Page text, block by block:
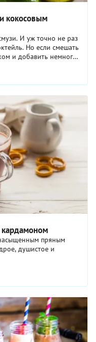
кокосовым
И уж точно не раз
Но если смешать
и добавить немного
пряным
душистое и